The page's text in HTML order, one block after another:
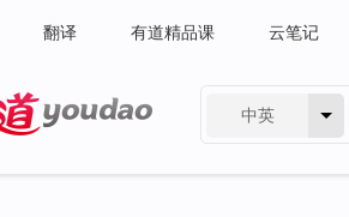
翻译 有道精品课 云笔记
中英